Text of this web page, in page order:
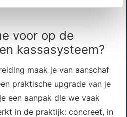
voor op de
kassasysteem?
maak je van aanschaf
praktische upgrade van je
een aanpak die we vaak
in de praktijk: concreet, in